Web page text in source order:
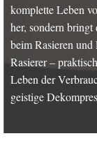
komplette Leben
her, sondern
beim Rasieren
Rasierer –
Leben der
geistige